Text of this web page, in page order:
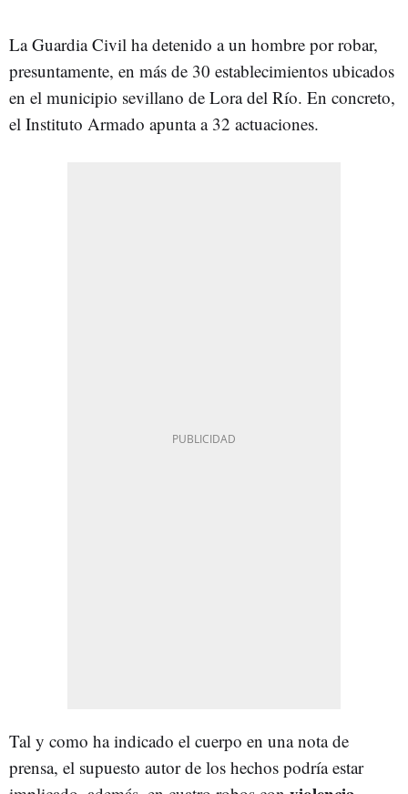
La Guardia Civil ha detenido a un hombre por robar,
presuntamente, en más de 30 establecimientos ubicados
en el municipio sevillano de Lora del Río. En concreto,
el Instituto Armado apunta a 32 actuaciones.
Tal y como ha indicado el cuerpo en una nota de
prensa, el supuesto autor de los hechos podría estar